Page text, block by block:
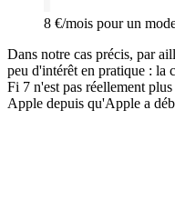
8 €/mois pour un
Dans notre cas précis, par
peu d'intérêt en pratique : la
Fi 7 n'est pas réellement
Apple depuis qu'Apple a